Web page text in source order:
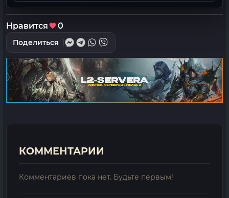
Нравится 0
Поделиться
КОММЕНТАРИИ
Комментариев пока нет. Будьте первым!